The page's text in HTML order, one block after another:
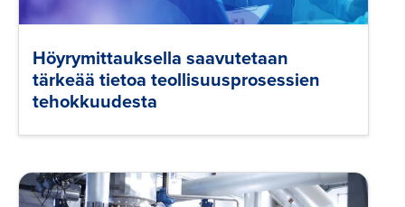
Höyrymittauksella saavutetaan
tärkeää tietoa teollisuusprosessien
tehokkuudesta